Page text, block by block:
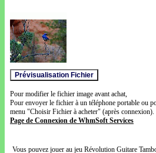
Pour modifier le fichier image avant achat,
Pour envoyer le fichier à un téléphone portable ou
menu "Choisir Fichier à acheter" (après connexion).
Page de Connexion de WhmSoft Services
Vous pouvez jouer au jeu Révolution Guitare